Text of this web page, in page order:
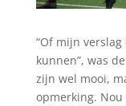
“Of mijn
kunnen”, was
zijn wel mooi,
opmerking. Nou